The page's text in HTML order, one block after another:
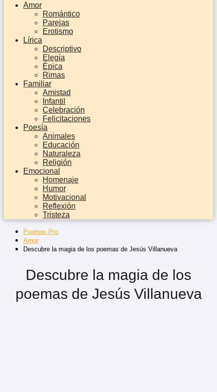
Amor
Romántico
Parejas
Erotismo
Lírica
Descriptivo
Elegía
Épica
Rimas
Familiar
Amistad
Infantil
Celebración
Felicitaciones
Poesía
Animales
Educación
Naturaleza
Religión
Emocional
Homenaje
Humor
Motivacional
Reflexión
Tristeza
Poemas Pro
Amor
Descubre la magia de los poemas de Jesús Villanueva
Descubre la magia de los
poemas de Jesús Villanueva